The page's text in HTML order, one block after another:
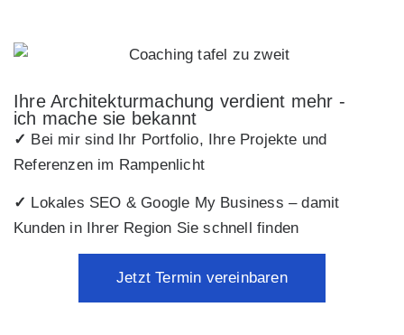
Ihre Architekturmachung verdient mehr -
ich mache sie bekannt
✓ Bei mir sind Ihr Portfolio, Ihre Projekte und
Referenzen im Rampenlicht
✓ Lokales SEO & Google My Business – damit
Kunden in Ihrer Region Sie schnell finden
Jetzt Termin vereinbaren